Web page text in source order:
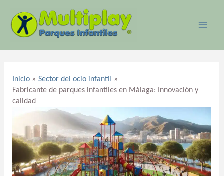
contenido
Inicio
Sector del ocio infantil
Fabricante de parques infantiles en Málaga: Innovación y
calidad
entradas